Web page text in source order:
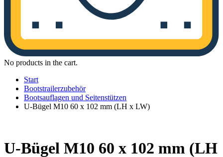
No products in the cart.
Start
Bootstrailerzubehör
Bootsauflagen und Seitenstützen
U-Bügel M10 60 x 102 mm (LH x LW)
U-Bügel M10 60 x 102 mm (LH